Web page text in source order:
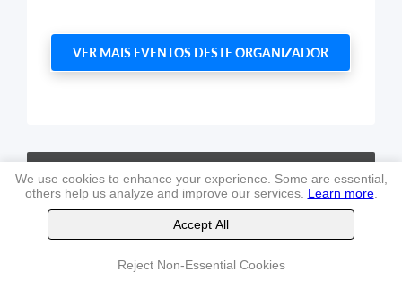
VER MAIS EVENTOS DESTE ORGANIZADOR
Terms and conditionsof use
TheLastSeat, Ltd. -2026
We use cookies to enhance your experience. Some are essential,
others help us analyze and improve our services. Learn more.
Accept All
Reject Non-Essential Cookies